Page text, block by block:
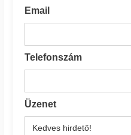
Email
Telefonszám
Üzenet